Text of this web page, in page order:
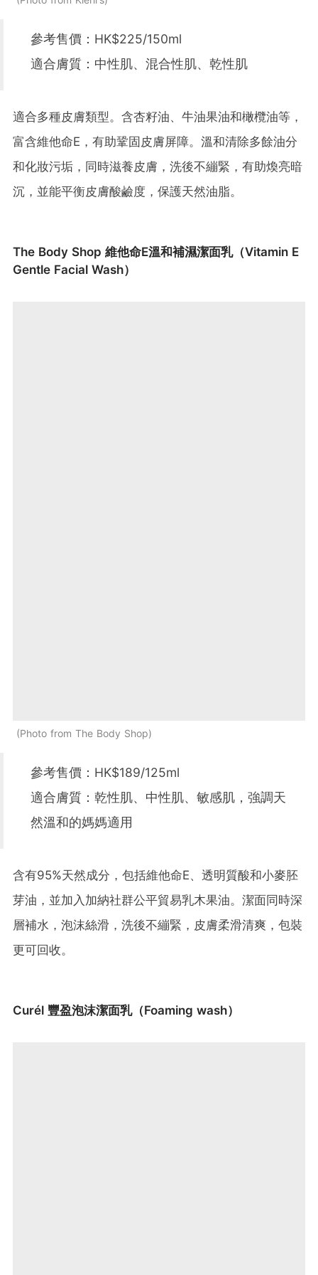
參考售價：HK$225/150ml
適合膚質：中性肌、混合性肌、乾性肌
適合多種皮膚類型。含杏籽油、牛油果油和橄欖油等，
富含維他命E，有助鞏固皮膚屏障。溫和清除多餘油分
和化妝污垢，同時滋養皮膚，洗後不繃緊，有助煥亮暗
沉，並能平衡皮膚酸鹼度，保護天然油脂。
The Body Shop 維他命E溫和補濕潔面乳（Vitamin E
Gentle Facial Wash）
Photo from The Body Shop
參考售價：HK$189/125ml
適合膚質：乾性肌、中性肌、敏感肌，強調天
然溫和的媽媽適用
含有95%天然成分，包括維他命E、透明質酸和小麥胚
芽油，並加入加納社群公平貿易乳木果油。潔面同時深
層補水，泡沫絲滑，洗後不繃緊，皮膚柔滑清爽，包裝
更可回收。
Curél 豐盈泡沫潔面乳（Foaming wash）